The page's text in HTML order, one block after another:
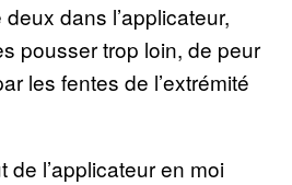
dans l’applicateur,
pousser trop loin, de peur
les fentes de l’extrémité
de l’applicateur en moi